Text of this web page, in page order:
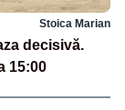
Stoica Marian
decisivă.
15:00